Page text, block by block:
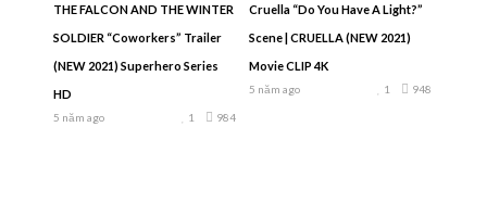
THE FALCON AND THE WINTER
SOLDIER “Coworkers” Trailer
(NEW 2021) Superhero Series
HD
5 năm ago 984
1
Cruella “Do You Have A Light?”
Scene | CRUELLA (NEW 2021)
Movie CLIP 4K
5 năm ago 948
1